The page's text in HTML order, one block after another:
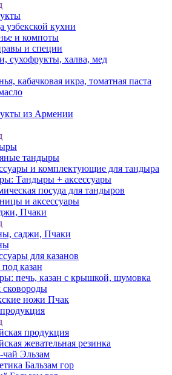
узбекской кухни
и компоты
и специи
сухофрукты, халва, мед
кабачковая икра, томатная паста
из Армении
тандыры
и комплектующие для тандыра
Тандыры + аксессуары
посуда для тандыров
и аксессуары
Пчаки
саджи, Пчаки
для казанов
казан
печь, казан с крышкой, шумовка
ножи Пчак
продукция
жевательная резинка
Эльзам
Бальзам гор